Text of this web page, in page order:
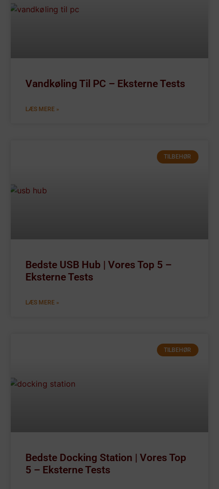
Vandkøling Til PC – Eksterne Tests
LÆS MERE »
TILBEHØR
Bedste USB Hub | Vores Top 5 –
Eksterne Tests
LÆS MERE »
TILBEHØR
Bedste Docking Station | Vores Top
5 – Eksterne Tests